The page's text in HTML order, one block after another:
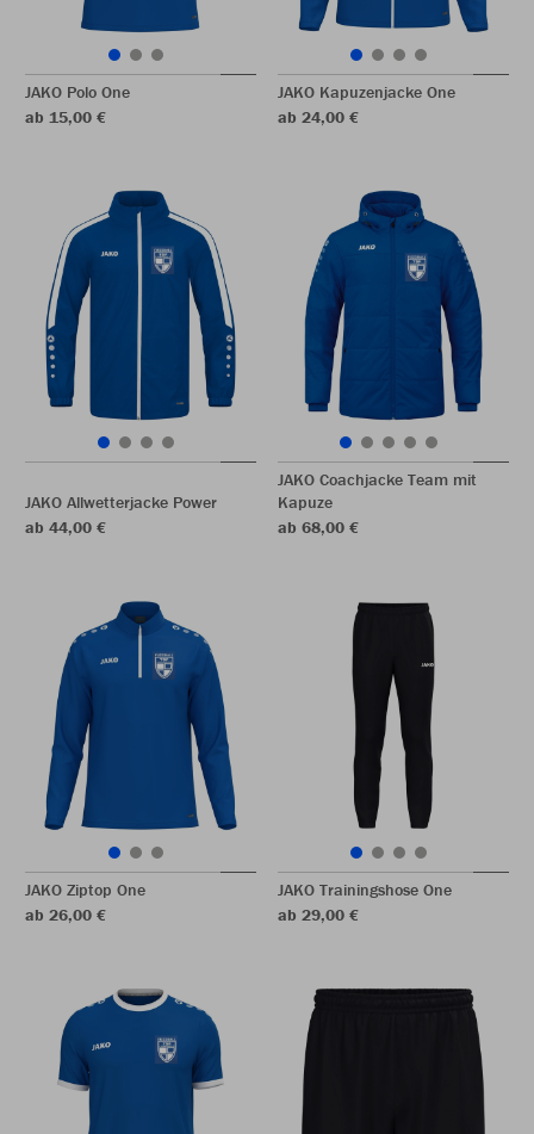
JAKO Polo One
ab 15,00 €
JAKO Kapuzenjacke One
ab 24,00 €
JAKO Allwetterjacke Power
ab 44,00 €
JAKO Coachjacke Team mit
Kapuze
ab 68,00 €
JAKO Ziptop One
ab 26,00 €
JAKO Trainingshose One
ab 29,00 €